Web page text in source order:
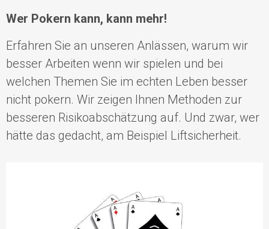
Wer Pokern kann, kann mehr!
Erfahren Sie an unseren Anlässen, warum wir
besser Arbeiten wenn wir spielen und bei
welchen Themen Sie im echten Leben besser
nicht pokern. Wir zeigen Ihnen Methoden zur
besseren Risikoabschätzung auf. Und zwar, wer
hätte das gedacht, am Beispiel Liftsicherheit.